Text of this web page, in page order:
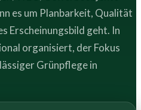
es um Planbarkeit, Qualität
Erscheinungsbild geht. In
organisiert, der Fokus
Grünpflege in